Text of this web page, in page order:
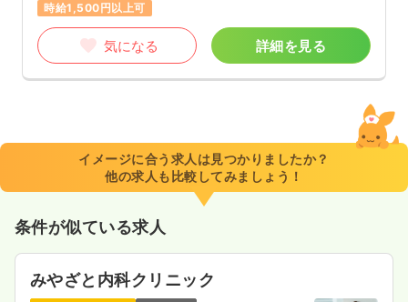
時給1,500円以上可
気になる 詳細を見る
イメージに合う求人は見つかりましたか？
他の求人も比較してみましょう！
条件が似ている求人
みやざと内科クリニック